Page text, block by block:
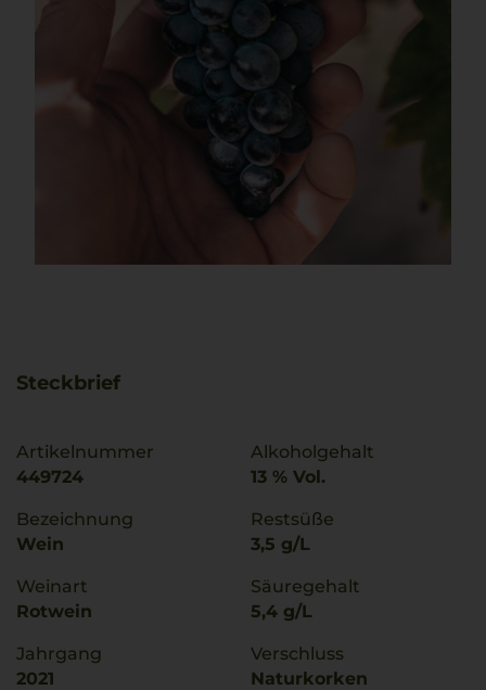
Steckbrief
Artikelnummer
449724
Bezeichnung
Wein
Weinart
Rotwein
Jahrgang
2021
Alkoholgehalt
13 % Vol.
Restsüße
3,5 g/L
Säuregehalt
5,4 g/L
Verschluss
Naturkorken